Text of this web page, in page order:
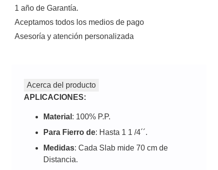
1 año de Garantía.
Aceptamos todos los medios de pago
Asesoría y atención personalizada
Acerca del producto
APLICACIONES:
Material : 100% P.P.
Para Fierro de: Hasta 1 1 /4´´.
Medidas: Cada Slab mide 70 cm de
Distancia.